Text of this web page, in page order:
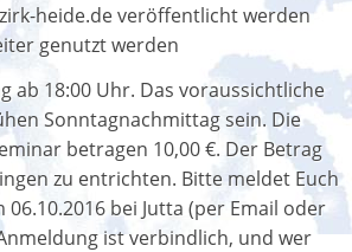
heide.de veröffentlicht werden
genutzt werden
ab 18:00 Uhr. Das voraussichtliche
Sonntagnachmittag sein. Die
betragen 10,00 €. Der Betrag
zu entrichten. Bitte meldet Euch
06.10.2016 bei Jutta (per Email oder
ist verbindlich, und wer